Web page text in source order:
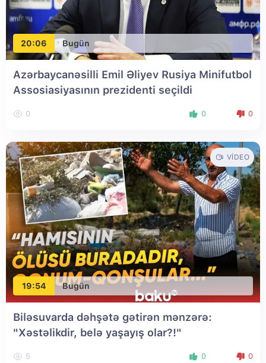
20:06 Bugün
Azərbaycanəsilli Emil Əliyev Rusiya Minifutbol
Assosiasiyasının prezidenti seçildi
0 0 0
19:54 Bugün
VIDEO
Biləsuvarda dəhşətə gətirən mənzərə:
"Xəstəlikdir, belə yaşayış olar?!"
5 0 0